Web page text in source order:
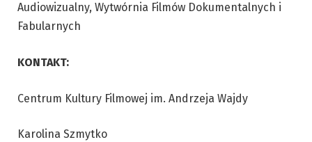
Audiowizualny, Wytwórnia Filmów Dokumentalnych i
Fabularnych
KONTAKT:
Centrum Kultury Filmowej im. Andrzeja Wajdy
Karolina Szmytko